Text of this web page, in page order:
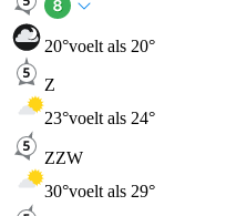
20°voelt als 20°
Z
23°voelt als 24°
ZZW
30°voelt als 29°